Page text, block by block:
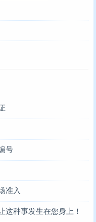
号
准入
这种事发生在您身上！